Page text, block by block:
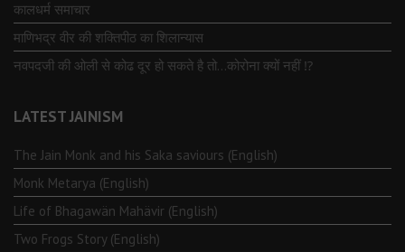
कालधर्म समाचार
माणिभद्र वीर की शक्तिपीठ का शिलान्यास
नवपदजी की ओली से कोढ दूर हो सकते है तो…कोरोना क्यों नहीं ⁉️
LATEST JAINISM
The Jain Monk and his Saka saviours (English)
Monk Metarya (English)
Life of Bhagawän Mahävir (English)
Two Frogs Story (English)